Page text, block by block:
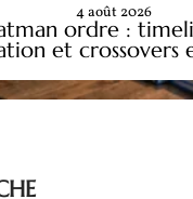
ordre :
et crossovers
4 août 2026